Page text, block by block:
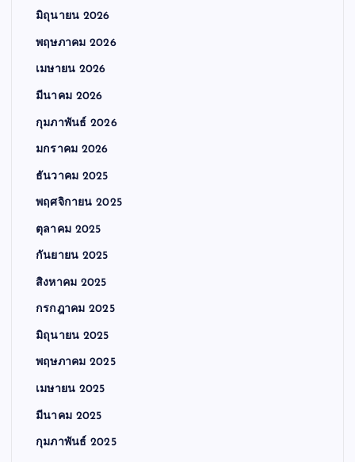
มิถุนายน 2026
พฤษภาคม 2026
เมษายน 2026
มีนาคม 2026
กุมภาพันธ์ 2026
มกราคม 2026
ธันวาคม 2025
พฤศจิกายน 2025
ตุลาคม 2025
กันยายน 2025
สิงหาคม 2025
กรกฎาคม 2025
มิถุนายน 2025
พฤษภาคม 2025
เมษายน 2025
มีนาคม 2025
กุมภาพันธ์ 2025